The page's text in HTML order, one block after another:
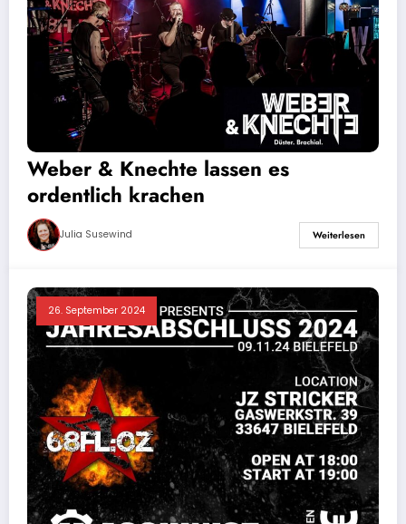
Weber & Knechte lassen es
ordentlich krachen
Julia Susewind Weiterlesen
26. September 2024